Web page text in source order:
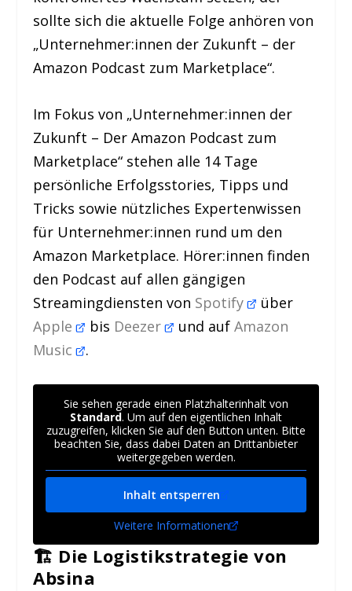
sollte sich die aktuelle Folge anhören von
„Unternehmer:innen der Zukunft – der
Amazon Podcast zum Marketplace“.
Im Fokus von „Unternehmer:innen der
Zukunft – Der Amazon Podcast zum
Marketplace“ stehen alle 14 Tage
persönliche Erfolgsstories, Tipps und
Tricks sowie nützliches Expertenwissen
für Unternehmer:innen rund um den
Amazon Marketplace. Hörer:innen finden
den Podcast auf allen gängigen
Streamingdiensten von Spotify
über
Apple
bis Deezer und aufAmazon
Music .
Sie sehen gerade einen Platzhalterinhalt von
Standard. Um auf den eigentlichen Inhalt
zuzugreifen, klicken Sie auf den Button unten. Bitte
beachten Sie, dass dabei Daten an Drittanbieter
weitergegeben werden.
Inhalt entsperren
Weitere Informationen
🏗 Die Logistikstrategie von
Absina